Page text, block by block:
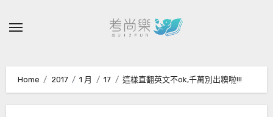
Home 2017 1 月 17 這樣直翻英文不ok,千萬別出糗啦!!!